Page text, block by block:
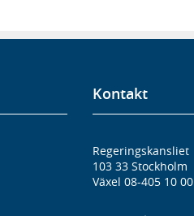
Kontakt
Regeringskansliet
103 33 Stockholm
Växel 08-405 10 00